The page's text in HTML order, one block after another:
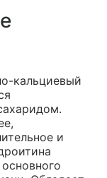
кальциевый
и